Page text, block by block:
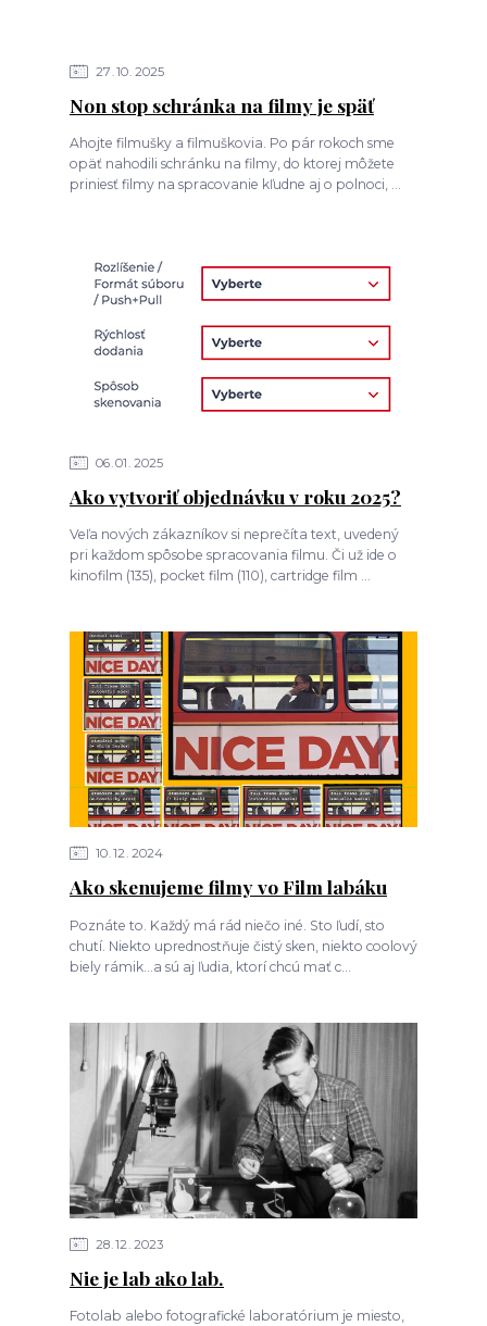
27 10 2025
Non stop schránka na filmy je späť
Ahojte filmušky a filmuškovia. Po pár rokoch sme
opäť nahodili schránku na filmy, do ktorej môžete
priniesť filmy na spracovanie kľudne aj o polnoci, ...
06 01 2025
Ako vytvoriť objednávku v roku 2025?
Veľa nových zákazníkov si neprečíta text, uvedený
pri každom spôsobe spracovania filmu. Či už ide o
kinofilm (135), pocket film (110), cartridge film ...
10 12 2024
Ako skenujeme filmy vo Film labáku
Poznáte to. Každý má rád niečo iné. Sto ľudí, sto
chutí. Niekto uprednostňuje čistý sken, niekto coolový
biely rámik...a sú aj ľudia, ktorí chcú mať c...
28 12 2023
Nie je lab ako lab.
Fotolab alebo fotografické laboratórium je miesto,